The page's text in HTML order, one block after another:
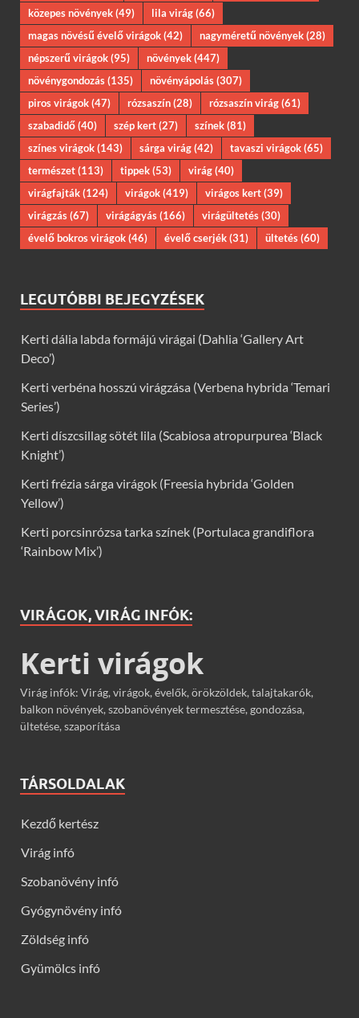
közepes növények(49) lila virág(66)
magas növésű évelő virágok(42) nagyméretű növények(28)
népszerű virágok(95) növények(447)
növénygondozás(135) növényápolás(307)
piros virágok(47) rózsaszín(28) rózsaszín virág(61)
szabadidő(40) szép kert(27) színek(81)
színes virágok(143) sárga virág(42) tavaszi virágok(65)
természet(113) tippek(53) virág(40)
virágfajták(124) virágok(419) virágos kert(39)
virágzás(67) virágágyás(166) virágültetés(30)
évelő bokros virágok(46) évelő cserjék(31) ültetés(60)
LEGUTÓBBI BEJEGYZÉSEK
Kerti dália labda formájú virágai (Dahlia ‘Gallery Art
Deco’)
Kerti verbéna hosszú virágzása (Verbena hybrida ‘Temari
Series’)
Kerti díszcsillag sötét lila (Scabiosa atropurpurea ‘Black
Knight’)
Kerti frézia sárga virágok (Freesia hybrida ‘Golden
Yellow’)
Kerti porcsinrózsa tarka színek (Portulaca grandiflora
‘Rainbow Mix’)
VIRÁGOK, VIRÁG INFÓK:
Kerti virágok
Virág infók: Virág, virágok, évelők, örökzöldek, talajtakarók,
balkon növények, szobanövények termesztése, gondozása,
ültetése, szaporítása
TÁRSOLDALAK
Kezdő kertész
Virág infó
Szobanövény infó
Gyógynövény infó
Zöldség infó
Gyümölcs infó